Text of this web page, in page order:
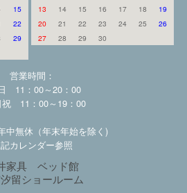
15
22
29
13
14 15 16 17 18
19
20
21 22 23 24 25
26
27
28 29 30
営業時間：
11：00～20：00
祝 11：00～19：00
中無休（年末年始を除く)
記カレンダー参照
家具 ベッド館
留ショールーム